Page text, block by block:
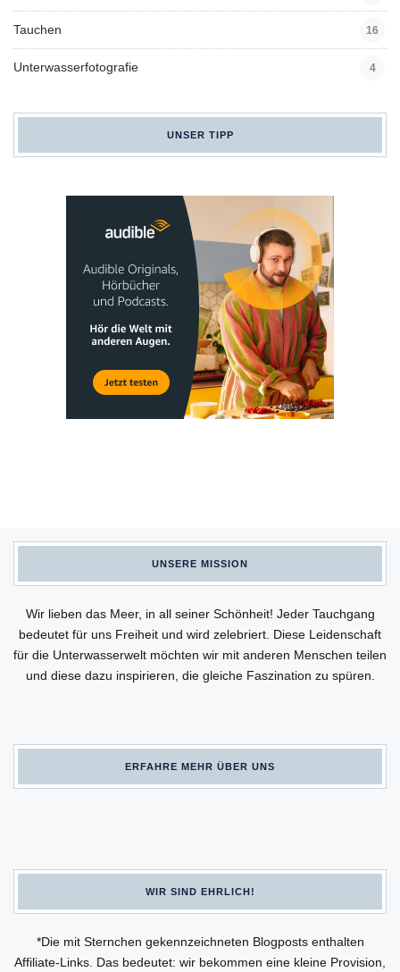
Tauchen 16
Unterwasserfotografie 4
UNSER TIPP
UNSERE MISSION
Wir lieben das Meer, in all seiner Schönheit! Jeder Tauchgang
bedeutet für uns Freiheit und wird zelebriert. Diese Leidenschaft
für die Unterwasserwelt möchten wir mit anderen Menschen teilen
und diese dazu inspirieren, die gleiche Faszination zu spüren.
ERFAHRE MEHR ÜBER UNS
WIR SIND EHRLICH!
*Die mit Sternchen gekennzeichneten Blogposts enthalten
Affiliate-Links. Das bedeutet: wir bekommen eine kleine Provision,